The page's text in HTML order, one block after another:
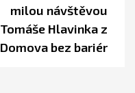
milou návštěvou
Tomáše Hlavinka z
Domova bez bariér